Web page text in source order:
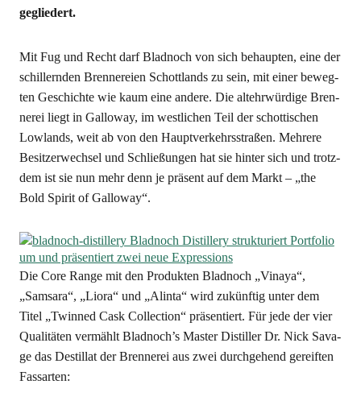
gegliedert.
Mit Fug und Recht darf Blad­noch von sich behaup­ten, eine der
schil­lern­den Bren­ne­rei­en Schott­lands zu sein, mit einer beweg­
ten Geschich­te wie kaum eine ande­re. Die alt­ehr­wür­di­ge Bren­
ne­rei liegt in Gal­lo­way, im west­li­chen Teil der schot­ti­schen
Low­lands, weit ab von den Haupt­ver­kehrs­stra­ßen. Meh­re­re
Besit­zer­wech­sel und Schlie­ßun­gen hat sie hin­ter sich und trotz­
dem ist sie nun mehr denn je prä­sent auf dem Markt – „the
Bold Spi­rit of Galloway“.
Die Core Ran­ge mit den Pro­duk­ten Blad­noch „Vin­a­ya“,
„Samsa­ra“, „Lio­ra“ und „Ali­n­ta“ wird zukünf­tig unter dem
Titel „Twin­ned Cask Coll­ec­tion“ prä­sen­tiert. Für jede der vier
Qua­li­tä­ten ver­mählt Bladnoch’s Mas­ter Distil­ler Dr. Nick Sava­
ge das Destil­lat der Bren­ne­rei aus zwei durch­ge­hend gereif­ten
Fassarten: